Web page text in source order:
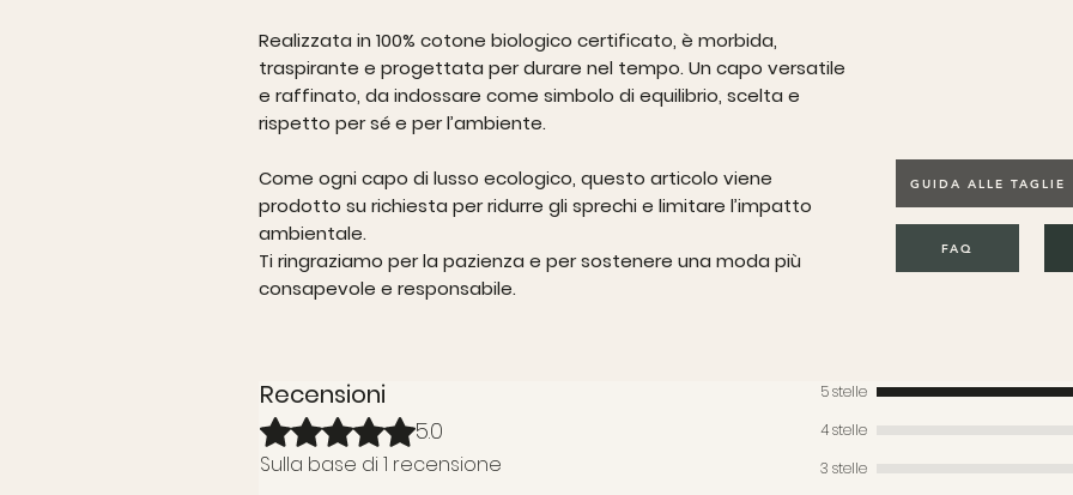
Realizzata in 100% cotone biologico certificato, è morbida,
traspirante e progettata per durare nel tempo. Un capo versatile
e raffinato, da indossare come simbolo di equilibrio, scelta e
rispetto per sé e per l’ambiente.
Come ogni capo di lusso ecologico, questo articolo viene
prodotto su richiesta per ridurre gli sprechi e limitare l’impatto
ambientale.
Ti ringraziamo per la pazienza e per sostenere una moda più
consapevole e responsabile.
Recensioni
Valutazione 5 stelle su 5.
5.0
Sulla base di 1 recensione
5 stelle
4 stelle
3 stelle
GUIDA ALLE TAGLIE
FAQ